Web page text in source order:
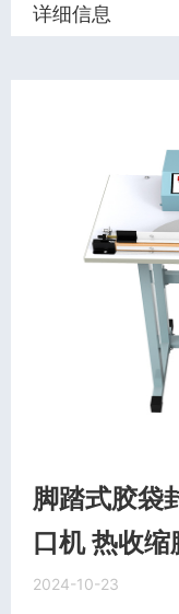
详细信息
脚踏式胶袋
口机 热收
2024-10-23